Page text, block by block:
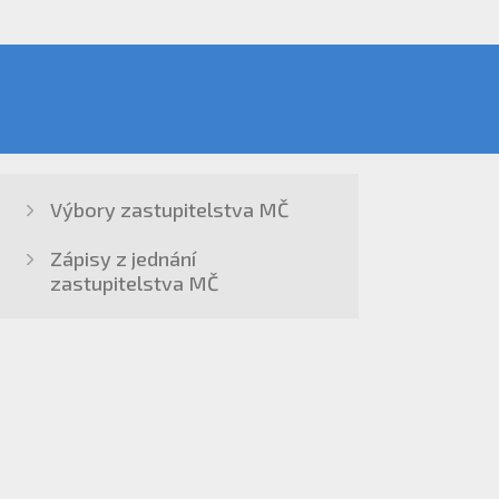
Výbory zastupitelstva MČ
Zápisy z jednání
zastupitelstva MČ